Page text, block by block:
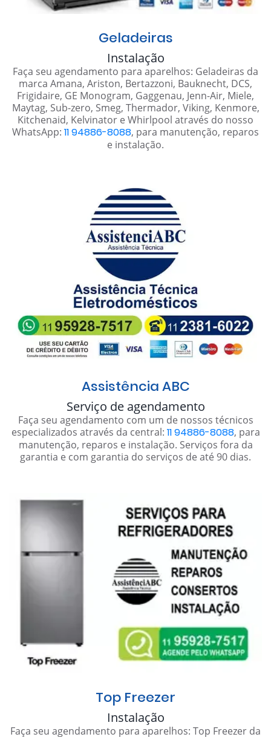
Geladeiras
Instalação
Faça seu agendamento para aparelhos: Geladeiras da
marca Amana, Ariston, Bertazzoni, Bauknecht, DCS,
Frigidaire, GE Monogram, Gaggenau, Jenn-Air, Miele,
Maytag, Sub-zero, Smeg, Thermador, Viking, Kenmore,
Kitchenaid, Kelvinator e Whirlpool através do nosso
WhatsApp: 11 94886-8088, para manutenção, reparos
e instalação.
Assistência ABC
Serviço de agendamento
Faça seu agendamento com um de nossos técnicos
especializados através da central: 11 94886-8088, para
manutenção, reparos e instalação. Serviços fora da
garantia e com garantia do serviços de até 90 dias.
Top Freezer
Instalação
Faça seu agendamento para aparelhos: Top Freezer da